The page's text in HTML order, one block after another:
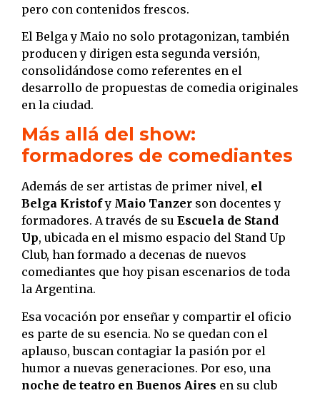
pero con contenidos frescos.
El Belga y Maio no solo protagonizan, también
producen y dirigen esta segunda versión,
consolidándose como referentes en el
desarrollo de propuestas de comedia originales
en la ciudad.
Más allá del show:
formadores de comediantes
Además de ser artistas de primer nivel, el
Belga Kristofy Maio Tanzer son docentes y
formadores. A través de su Escuela de Stand
Up, ubicada en el mismo espacio del Stand Up
Club, han formado a decenas de nuevos
comediantes que hoy pisan escenarios de toda
la Argentina.
Esa vocación por enseñar y compartir el oficio
es parte de su esencia. No se quedan con el
aplauso, buscan contagiar la pasión por el
humor a nuevas generaciones. Por eso, una
noche de teatro en Buenos Aires en su club